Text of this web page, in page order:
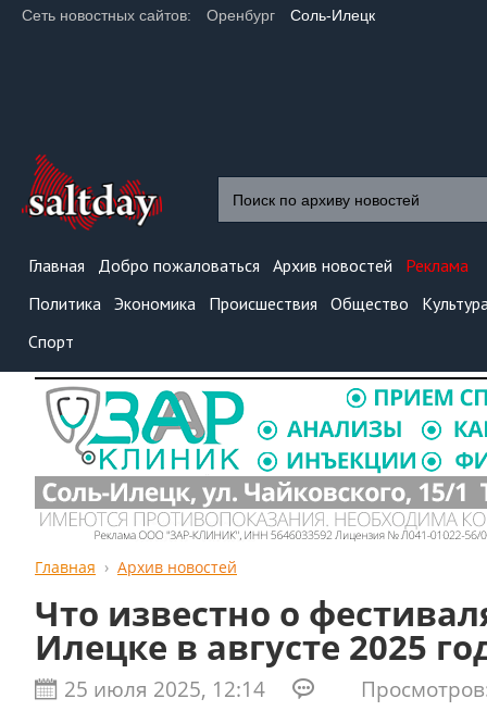
Сеть новостных сайтов: Оренбург Соль-Илецк
Главная Добро пожаловаться Архив новостей
Реклама
Политика Экономика Происшествия Общество
Спорт
Главная Архив новостей
Что известно о
Илецке в августе 2025
25 июля 2025, 12:14